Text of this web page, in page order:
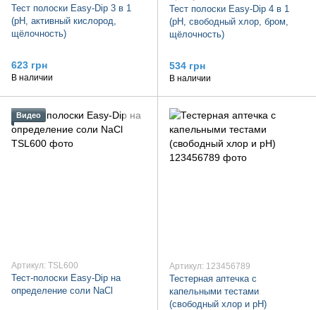
Тест полоски Easy-Dip 3 в 1
(pH, активный кислород,
щёлочность)
623 грн
В наличии
Тест полоски Easy-Dip 4 в 1
(pH, свободный хлор, бром,
щёлочность)
534 грн
В наличии
Видео
Артикул: TSL600
Тест-полоски Easy-Dip на
определение соли NaCl
Артикул: 123456789
Тестерная аптечка с
капельными тестами
(свободный хлор и pH)